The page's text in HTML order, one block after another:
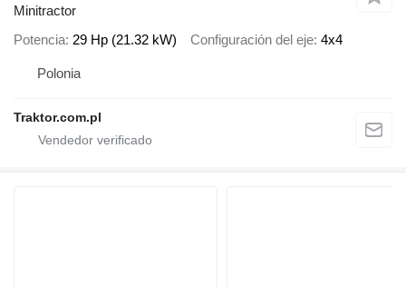
Minitractor
Potencia 29 Hp (21.32 kW) Configuración del eje 4x4
Polonia
Traktor.com.pl